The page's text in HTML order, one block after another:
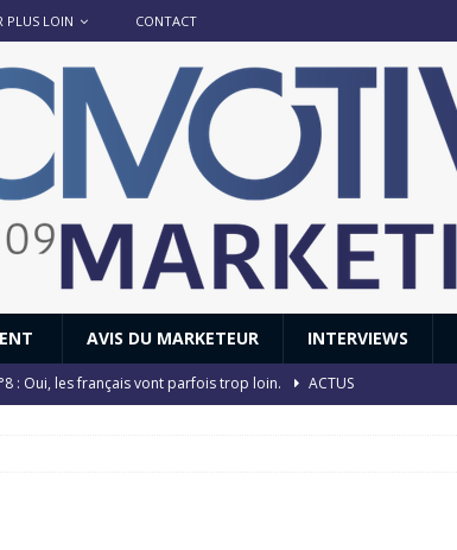
PLUS LOIN CONTACT
AVIS DU MARKETEUR INTERVIEWS
: Oui, les français vont parfois trop loin.
ACTUS